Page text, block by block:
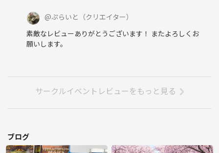
@ぷらいと （クリエイター）
素敵なレビューありがとうございます！ またよろしくお
願いします。
サークルイベントレビューをもっと見る
ブログ